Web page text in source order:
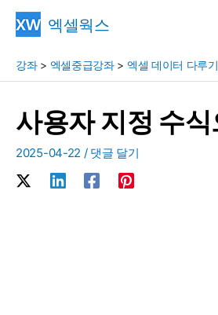
엑셀웍스
강좌> 엑셀중급강좌> 엑셀 데이터 다루기
사용자 지정 수
2025-04-22 / 댓글 달기